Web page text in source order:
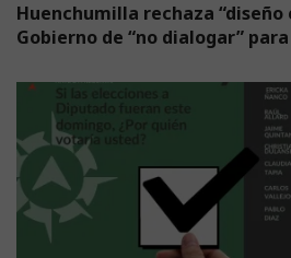
Huenchumilla rechaza
Gobierno de “no dialogar” para